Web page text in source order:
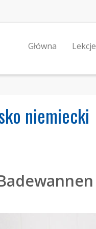
Główna Lekcje
niemiecki